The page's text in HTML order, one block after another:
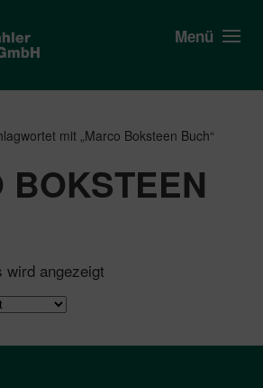
Menü
mit „Marco Boksteen Buch“
BOKSTEEN
wird angezeigt